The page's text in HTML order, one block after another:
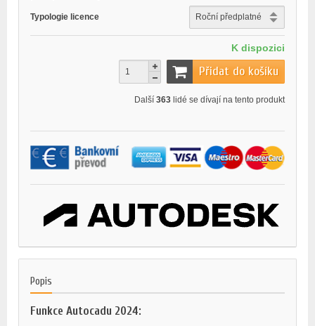
Typologie licence
K dispozici
Přidat do košíku
Další 363 lidé se dívají na tento produkt
Popis
Funkce Autocadu 2024: